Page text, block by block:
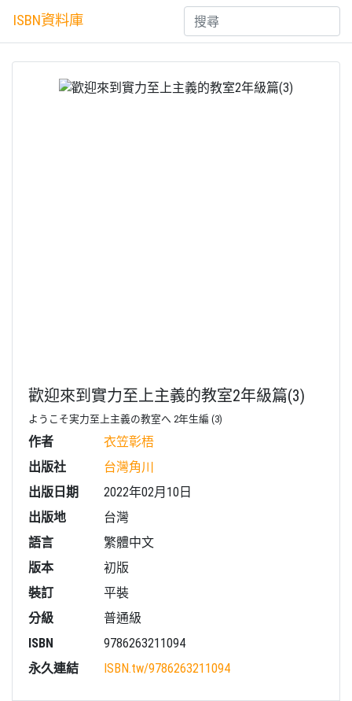
ISBN資料庫
歡迎來到實力至上主義的教室2年級篇(3)
ようこそ実力至上主義の教室へ 2年生編 (3)
作者
衣笠彰梧
出版社
台灣角川
出版日期
2022年02月10日
出版地
台灣
語言
繁體中文
版本
初版
裝訂
平裝
分級
普通級
ISBN
9786263211094
永久連結
ISBN.tw/9786263211094